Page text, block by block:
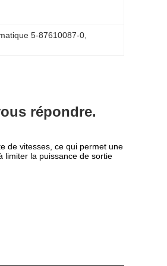
5-87610087-0
répondre.
de vitesses, ce qui permet une
limiter la puissance de sortie